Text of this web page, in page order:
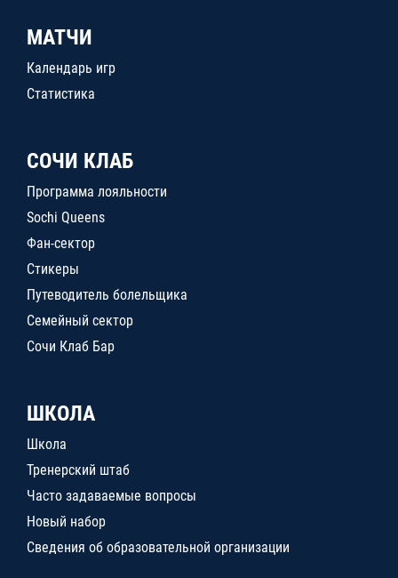
МАТЧИ
Календарь игр
Статистика
СОЧИ КЛАБ
Программа лояльности
Sochi Queens
Фан-сектор
Стикеры
Путеводитель болельщика
Семейный сектор
Сочи Клаб Бар
ШКОЛА
Школа
Тренерский штаб
Часто задаваемые вопросы
Новый набор
Сведения об образовательной организации